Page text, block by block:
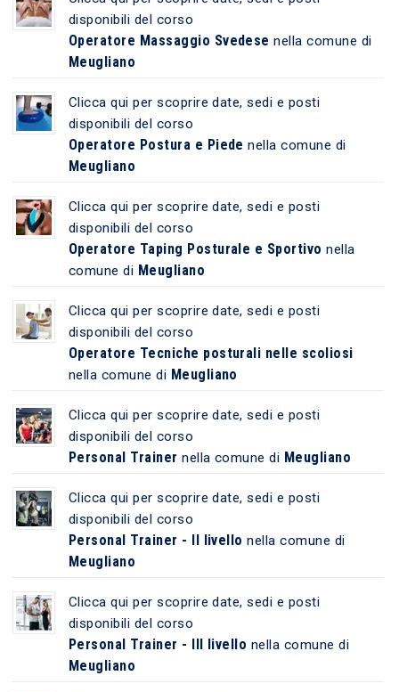
disponibili del corso
Operatore Massaggio Svedese nella comune di
Meugliano
Clicca qui per scoprire date, sedi e posti
disponibili del corso
Operatore Postura e Piede nella comune di
Meugliano
Clicca qui per scoprire date, sedi e posti
disponibili del corso
Operatore Taping Posturale e Sportivo nella
comune di Meugliano
Clicca qui per scoprire date, sedi e posti
disponibili del corso
Operatore Tecniche posturali nelle scoliosi
nella comune di Meugliano
Clicca qui per scoprire date, sedi e posti
disponibili del corso
Personal Trainer nella comune di Meugliano
Clicca qui per scoprire date, sedi e posti
disponibili del corso
Personal Trainer - II livello nella comune di
Meugliano
Clicca qui per scoprire date, sedi e posti
disponibili del corso
Personal Trainer - III livello nella comune di
Meugliano